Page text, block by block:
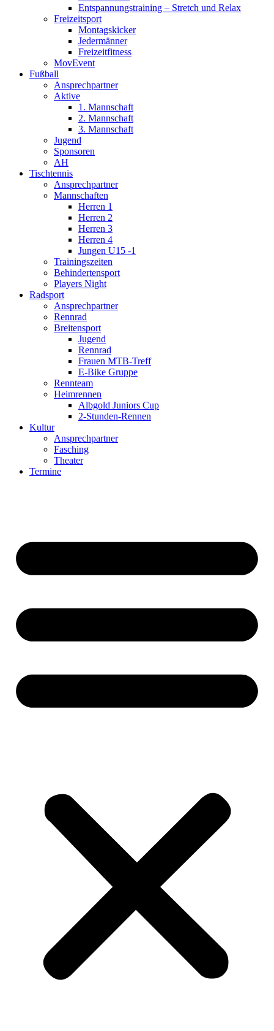
Entspannungstraining – Stretch und Relax
Freizeitsport
Montagskicker
Jedermänner
Freizeitfitness
MovEvent
Fußball
Ansprechpartner
Aktive
1. Mannschaft
2. Mannschaft
3. Mannschaft
Jugend
Sponsoren
AH
Tischtennis
Ansprechpartner
Mannschaften
Herren 1
Herren 2
Herren 3
Herren 4
Jungen U15 -1
Trainingszeiten
Behindertensport
Players Night
Radsport
Ansprechpartner
Rennrad
Breitensport
Jugend
Rennrad
Frauen MTB-Treff
E-Bike Gruppe
Rennteam
Heimrennen
Albgold Juniors Cup
2-Stunden-Rennen
Kultur
Ansprechpartner
Fasching
Theater
Termine